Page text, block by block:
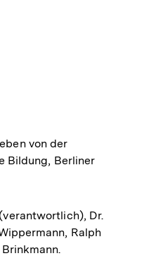
von der
Bildung, Berliner
Dr.
Ralph